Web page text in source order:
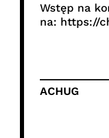
Wstęp na
na: https://
ACHUG